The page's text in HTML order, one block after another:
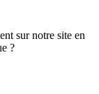
sur notre site en
?